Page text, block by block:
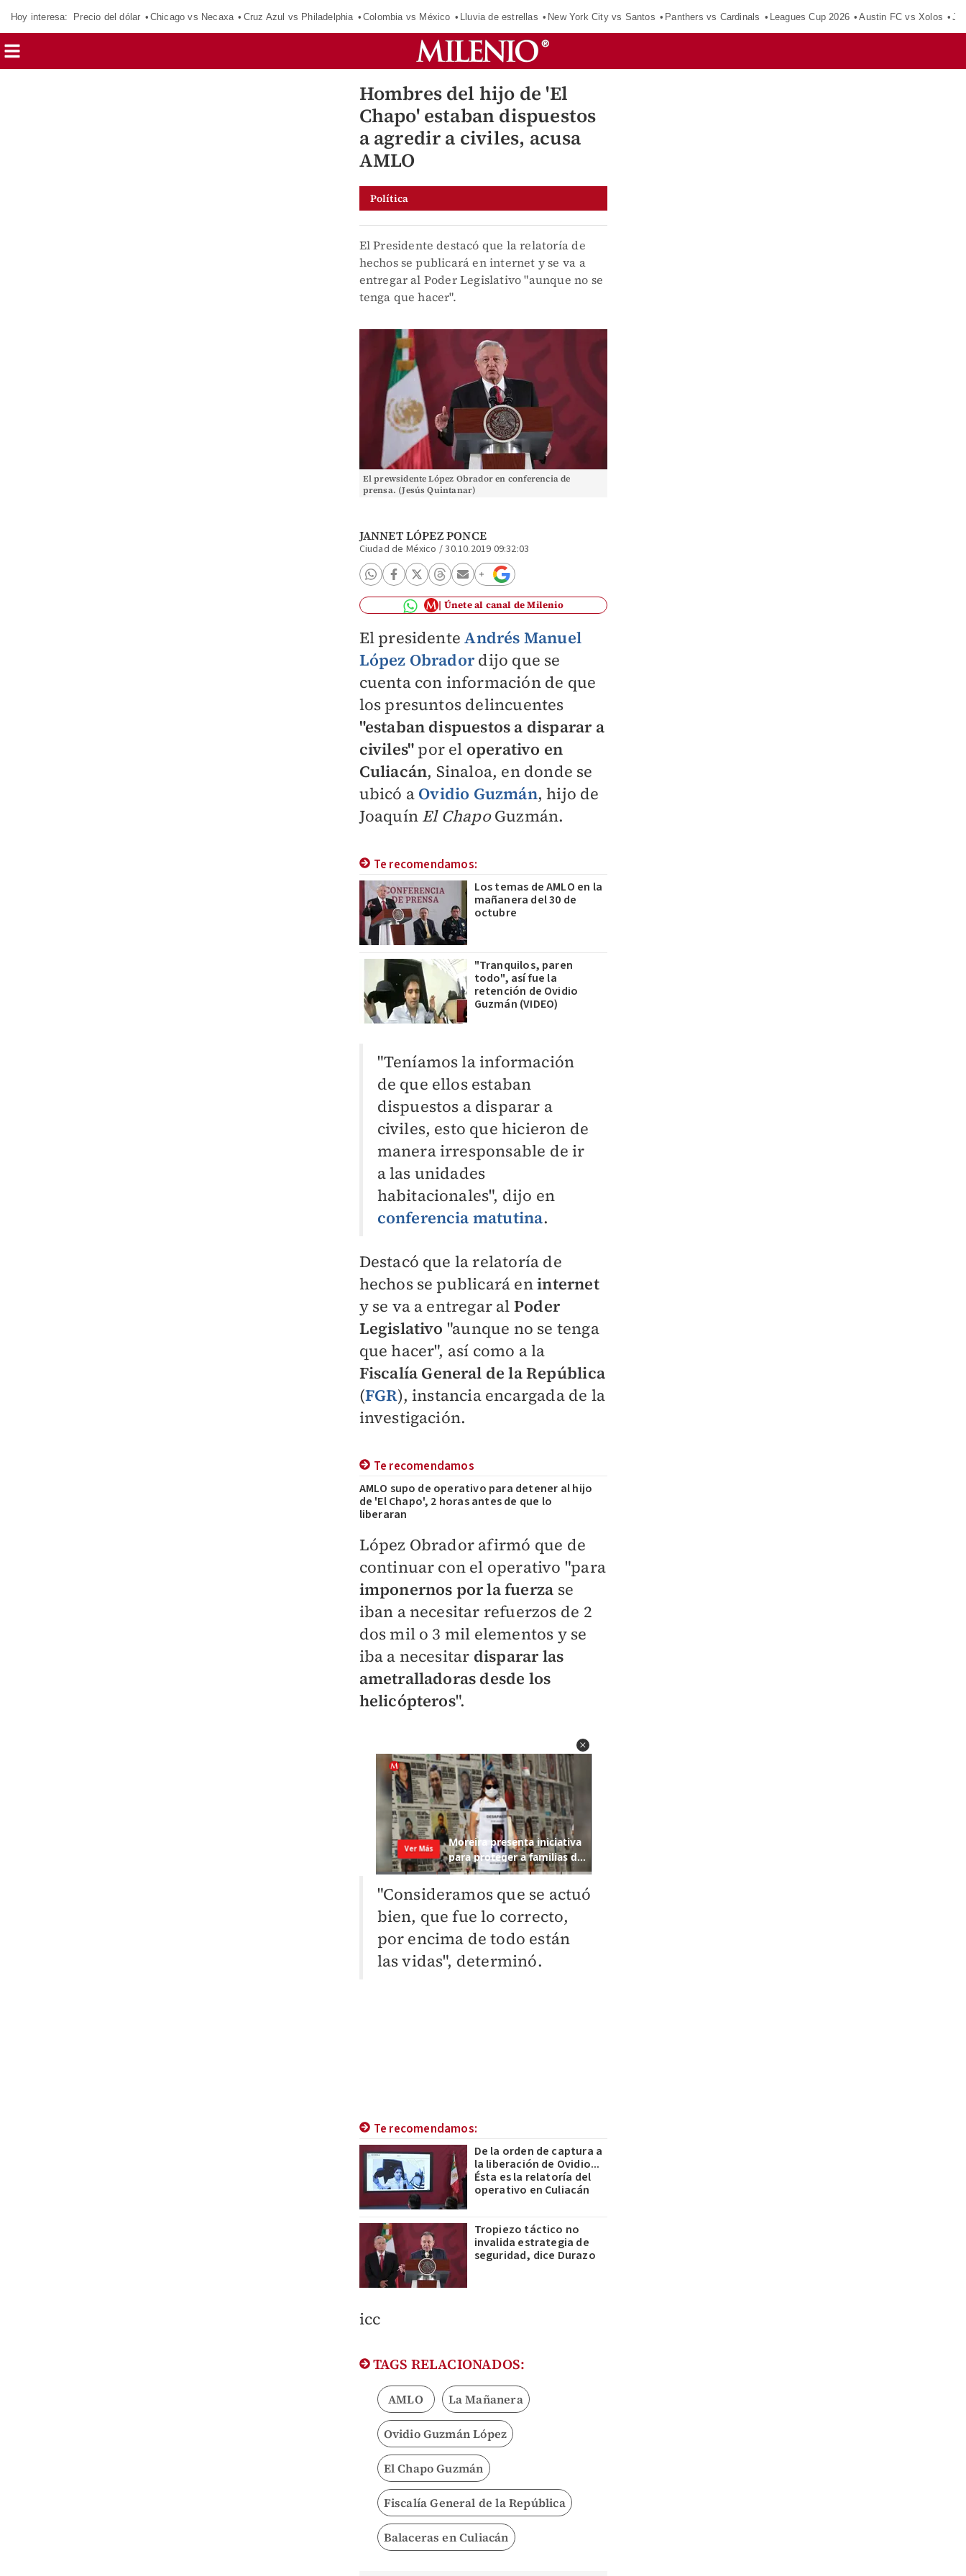
Hoy interesa: Precio del dólar Chicago vs Necaxa Cruz Azul vs Philadelphia Colombia vs México Lluvia de estrellas New York City vs Santos Panthers vs Cardinals Leagues Cup 2026 Austin FC vs Xolos
Hombres del hijo de 'El
Chapo' estaban dispuestos
a agredir a civiles, acusa
AMLO
Política
El Presidente destacó que la relatoría de
hechos se publicará en internet y se va a
entregar al Poder Legislativo "aunque no se
tenga que hacer".
El prewsidente López Obrador en conferencia de
prensa. (Jesús Quintanar)
JANNET LÓPEZ PONCE
Ciudad de México /30.10.2019 09:32:03
Únete al canal de Milenio
El presidenteAndrés Manuel
López Obradordijo que se
cuenta con información de que
los presuntos delincuentes
"estaban dispuestos a disparar a
civiles" por el operativo en
Culiacán, Sinaloa, en donde se
ubicó a Ovidio Guzmán, hijo de
JoaquínEl ChapoGuzmán.
Te recomendamos:
Los temas de AMLO en la
mañanera del 30 de
octubre
"Tranquilos, paren
todo", así fue la
retención de Ovidio
Guzmán (VIDEO)
"Teníamos la información
de que ellos estaban
dispuestos a disparar a
civiles, esto que hicieron de
manera irresponsable de ir
a las unidades
habitacionales", dijo en
conferencia matutina.
Destacó que la relatoría de
hechos se publicará eninternet
y se va a entregar al Poder
Legislativo "aunque no se tenga
que hacer", así como a la
Fiscalía General de la República
(FGR), instancia encargada de la
investigación.
Te recomendamos
AMLO supo de operativo para detener al hijo
de 'El Chapo', 2 horas antes de que lo
liberaran
López Obrador afirmó que de
continuar con el operativo "para
imponernos por la fuerza se
iban a necesitar refuerzos de 2
dos mil o 3 mil elementos y se
iba a necesitar disparar las
ametralladoras desde los
helicópteros".
"Consideramos que se actuó
bien, que fue lo correcto,
por encima de todo están
las vidas", determinó.
Te recomendamos:
De la orden de captura a
la liberación de Ovidio...
Ésta es la relatoría del
operativo en Culiacán
Tropiezo táctico no
invalida estrategia de
seguridad, dice Durazo
icc
TAGS RELACIONADOS:
AMLO La Mañanera
Ovidio Guzmán López
El Chapo Guzmán
Fiscalía General de la República
Balaceras en Culiacán